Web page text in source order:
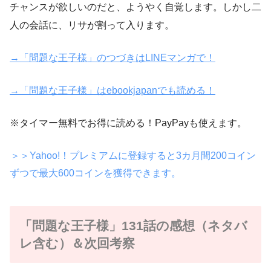
チャンスが欲しいのだと、ようやく自覚します。しかし二
人の会話に、リサが割って入ります。
→「問題な王子様」のつづきはLINEマンガで！
→「問題な王子様」はebookjapanでも読める！
※タイマー無料でお得に読める！PayPayも使えます。
＞＞Yahoo!！プレミアムに登録すると3カ月間200コイン
ずつで最大600コインを獲得できます。
「問題な王子様」131話の感想（ネタバ
レ含む）＆次回考察